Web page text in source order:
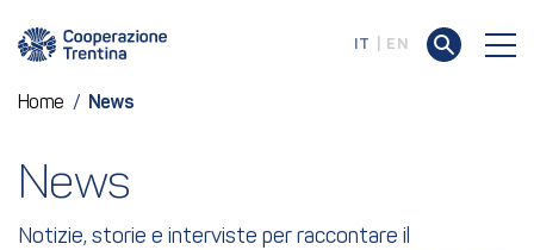
IT EN
Home / News
News
Notizie, storie e interviste per raccontare il